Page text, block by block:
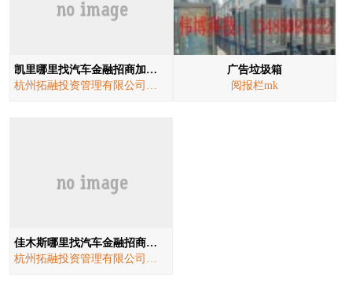
凯里哪里找汽车金融招商加盟抵押贷款 汽车金融抵押贷款
杭州拓融投资管理有限公司融易车贷
广告垃圾箱
阅报栏mk
佳木斯哪里找汽车金融招商加盟抵押贷款 汽车金融抵押贷款
杭州拓融投资管理有限公司融易车贷